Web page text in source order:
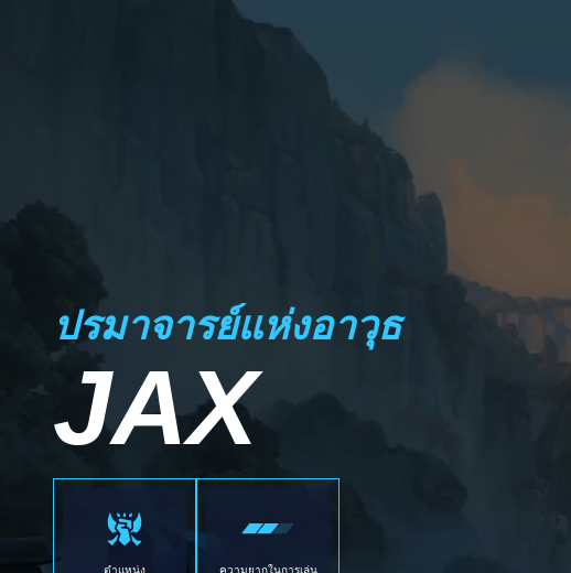
ปรมาจารย์แห่งอาวุธ
JAX
ตำแหน่ง ความยากในการเล่น